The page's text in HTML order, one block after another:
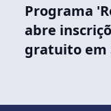
Programa
abre
gratuito em